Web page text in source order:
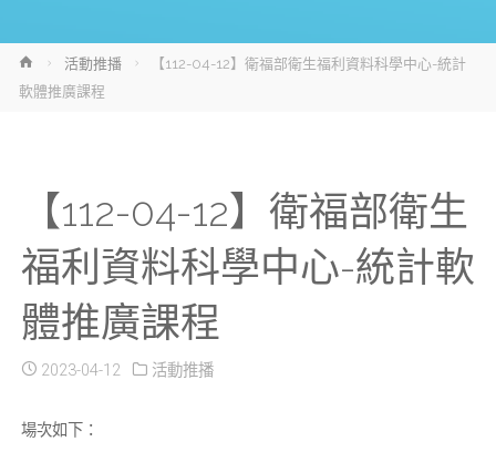
Home活動推播
【112-04-12】衛福部衛生福利資料科學中心-統計
軟體推廣課程
【112-04-12】衛福部衛生
福利資料科學中心-統計軟
體推廣課程
2023-04-12 活動推播
場次如下：